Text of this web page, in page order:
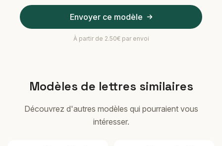
Envoyer ce modèle
À partir de 2.50€ par envoi
Modèles de lettres similaires
Découvrez d'autres modèles qui pourraient vous
intéresser.